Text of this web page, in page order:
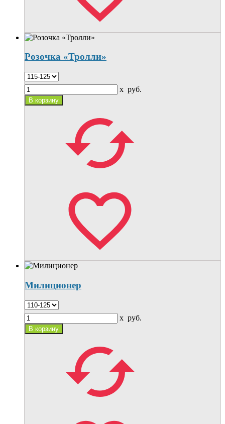
Розочка «Тролли»
x руб.
Милиционер
x руб.